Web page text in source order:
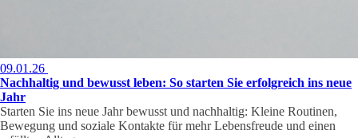
09.01.26
Nachhaltig und bewusst leben: So starten Sie erfolgreich ins neue
Jahr
Starten Sie ins neue Jahr bewusst und nachhaltig: Kleine Routinen,
Bewegung und soziale Kontakte für mehr Lebensfreude und einen